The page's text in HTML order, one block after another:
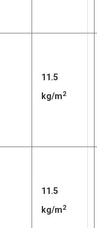
11.5
kg/m2
11.5
kg/m2